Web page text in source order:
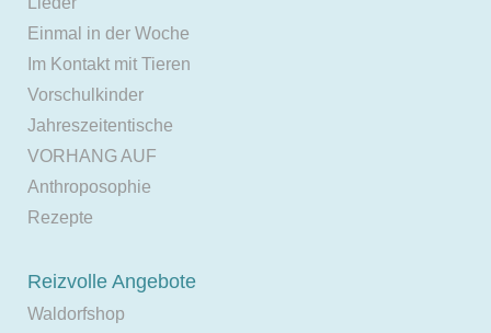
Einmal in der Woche
Im Kontakt mit Tieren
Vorschulkinder
Jahreszeitentische
VORHANG AUF
Anthroposophie
Rezepte
Reizvolle Angebote
Waldorfshop